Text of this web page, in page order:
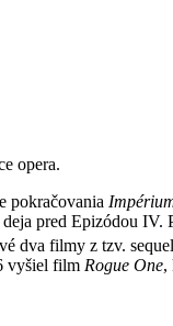
opera.
pokračovania
pred Epizódou
dva filmy z tzv.
vyšiel film Rogue One,